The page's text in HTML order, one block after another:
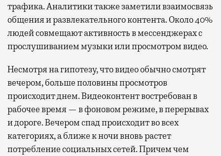
трафика. Аналитики также заметили взаимосвязь
общения и развлекательного контента. Около 40%
людей совмещают активность в мессенджерах с
прослушиванием музыки или просмотром видео.
Несмотря на гипотезу, что видео обычно смотрят
вечером, больше половины просмотров
происходит днем. Видеоконтент востребован в
рабочее время — в фоновом режиме, в перерывах
и дороге. Вечером спад происходит во всех
категориях, а ближе к ночи вновь растет
потребление социальных сетей. Причем чем